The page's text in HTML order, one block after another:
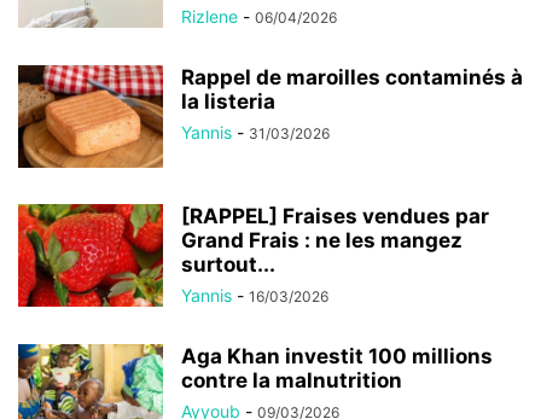
Rizlene - 06/04/2026
Rappel de maroilles contaminés à
la listeria
Yannis - 31/03/2026
[RAPPEL] Fraises vendues par
Grand Frais : ne les mangez
surtout...
Yannis - 16/03/2026
Aga Khan investit 100 millions
contre la malnutrition
Ayyoub - 09/03/2026